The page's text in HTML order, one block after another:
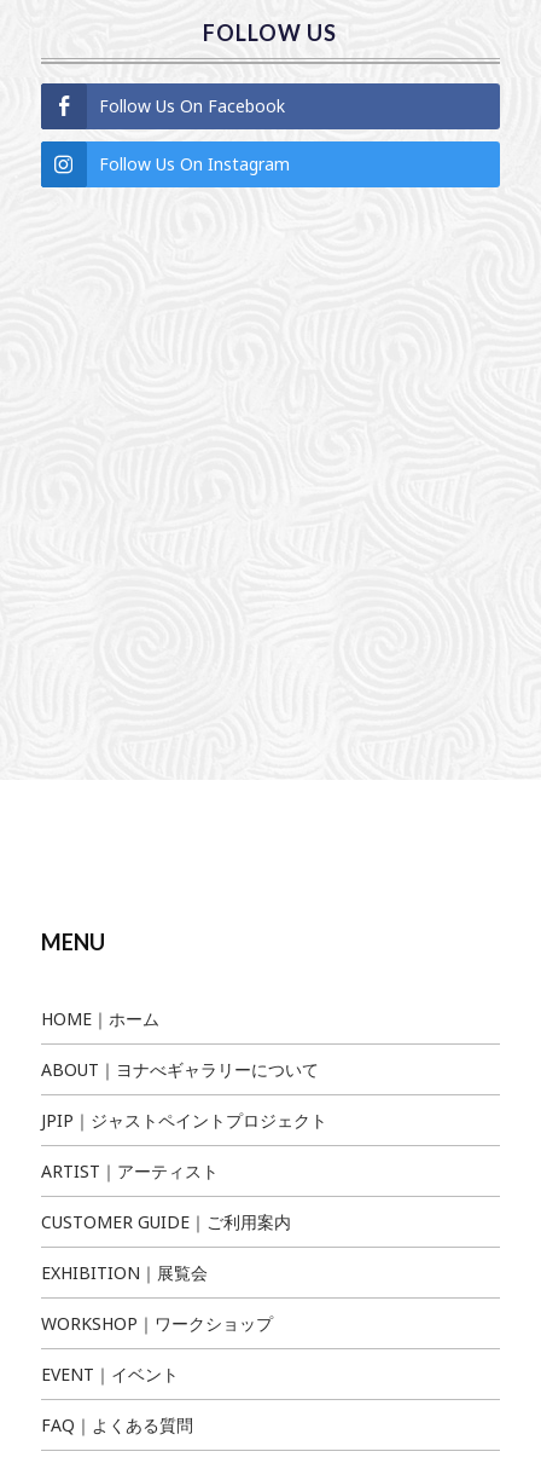
FOLLOW US
Follow Us On Facebook
Follow Us On Instagram
MENU
HOME｜ホーム
ABOUT｜ヨナべギャラリーについて
JPIP｜ジャストペイントプロジェクト
ARTIST｜アーティスト
CUSTOMER GUIDE｜ご利用案内
EXHIBITION｜展覧会
WORKSHOP｜ワークショップ
EVENT｜イベント
FAQ｜よくある質問